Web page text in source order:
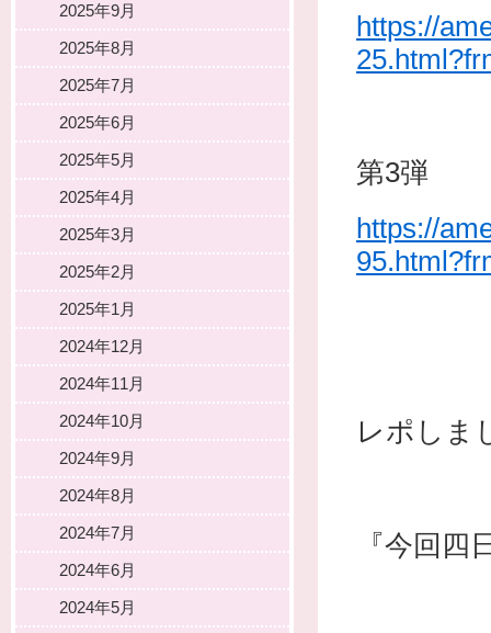
https://
第3弾
https://
レポしま
『今回
2025年9月
2025年8月
2025年7月
2025年6月
2025年5月
2025年4月
2025年3月
2025年2月
2025年1月
2024年12月
2024年11月
2024年10月
2024年9月
2024年8月
2024年7月
2024年6月
2024年5月